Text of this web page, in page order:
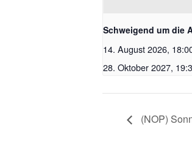
Schweigend um die
14. August 2026,
28. Oktober 2027,
(NOP)